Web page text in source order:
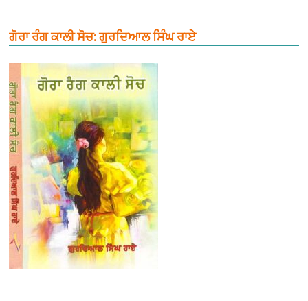
ਗੋਰਾ ਰੰਗ ਕਾਲੀ ਸੋਚ: ਗੁਰਦਿਆਲ ਸਿੰਘ ਰਾਏ